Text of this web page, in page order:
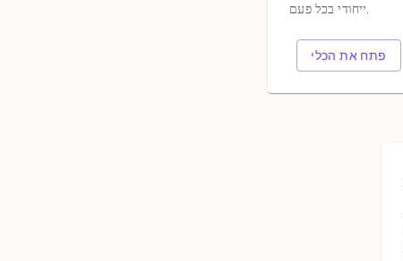
ייחודי בכל פעם.
פתח את הכלי